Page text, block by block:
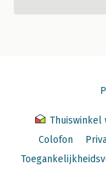
Thuiswinkel
Colofon